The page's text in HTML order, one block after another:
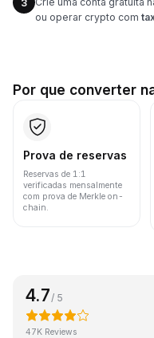
3
ou operar crypto com
Por que converter
Prova de reservas
Reservas de 1:1
verificadas mensalmente
com prova de Merkle on-
chain.
4.7 / 5
47K Reviews